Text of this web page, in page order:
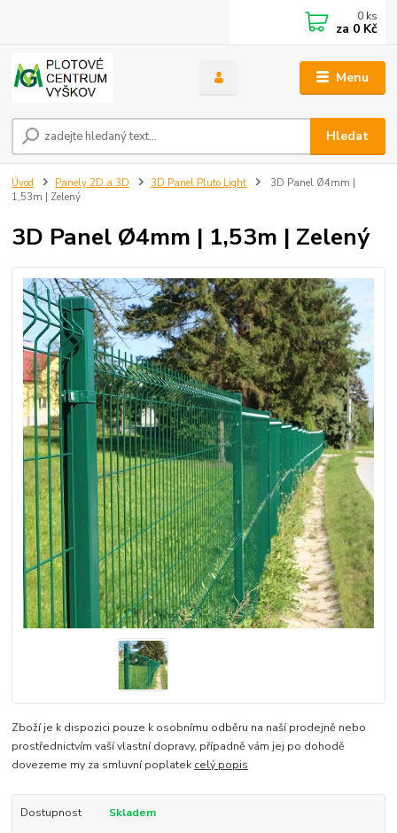
Menu
Hledat
0 ks
za 0 Kč
Úvod Panely 2D a 3D 3D Panel Pluto Light
3D Panel Ø4mm |
1,53m | Zelený
3D Panel Ø4mm | 1,53m | Zelený
Zboží je k dispozici pouze k osobnímu odběru na naší prodejně nebo
prostřednictvím vaší vlastní dopravy, případně vám jej po dohodě
dovezeme my za smluvní poplatek celý popis
Dostupnost Skladem